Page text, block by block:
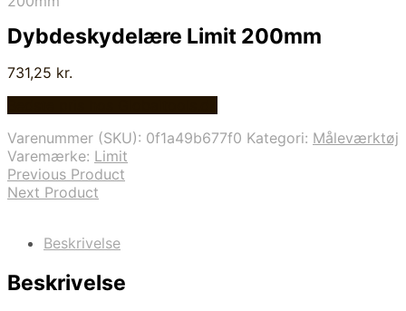
Dybdeskydelære Limit 200mm
731,25 kr.
Varenummer (SKU): 0f1a49b677f0 Kategori: Måleværktøj
Varemærke: Limit
Previous Product
Next Product
Beskrivelse
Beskrivelse